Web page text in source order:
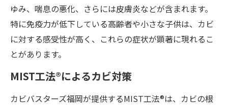
ゆみ、喘息の悪化、さらには皮膚炎などが含まれます。
特に免疫力が低下している高齢者や小さな子供は、カビ
に対する感受性が高く、これらの症状が顕著に現れるこ
とがあります。
MIST工法®によるカビ対策
カビバスターズ福岡が提供するMIST工法®は、カビの根